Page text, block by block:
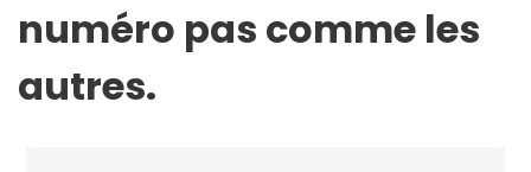
numéro pas comme les
autres.